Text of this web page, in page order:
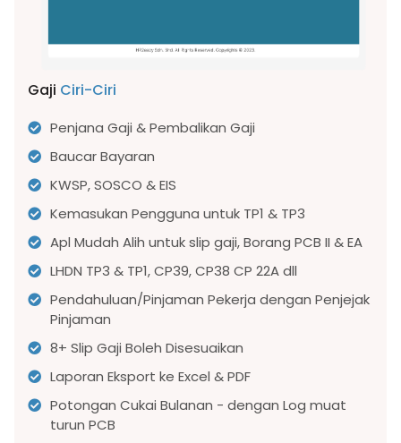
Gaji Ciri-Ciri
Penjana Gaji & Pembalikan Gaji
Baucar Bayaran
KWSP, SOSCO & EIS
Kemasukan Pengguna untuk TP1 & TP3
Apl Mudah Alih untuk slip gaji, Borang PCB II & EA
LHDN TP3 & TP1, CP39, CP38 CP 22A dll
Pendahuluan/Pinjaman Pekerja dengan Penjejak
Pinjaman
8+ Slip Gaji Boleh Disesuaikan
Laporan Eksport ke Excel & PDF
Potongan Cukai Bulanan - dengan Log muat
turun PCB